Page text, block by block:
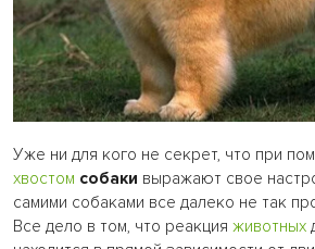
Уже ни для кого не секрет, что при
хвостом собаки выражают свое
самими собаками все далеко не так
Все дело в том, что реакция животных